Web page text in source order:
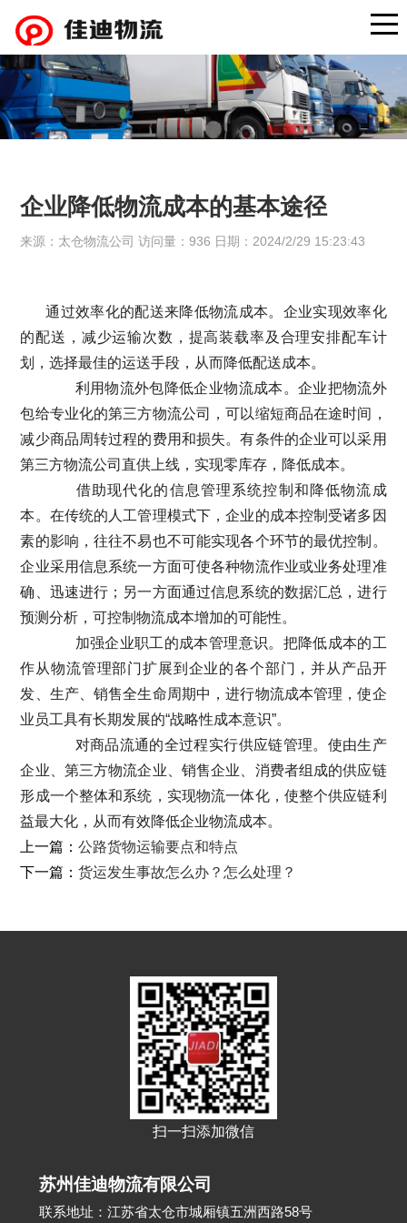
企业降低物流成本的基本途径
来源：太仓物流公司 访问量：936 日期：2024/2/29 15:23:43
通过效率化的配送来降低物流成本。企业实现效率化
的配送，减少运输次数，提高装载率及合理安排配车计
划，选择最佳的运送手段，从而降低配送成本。
利用物流外包降低企业物流成本。企业把物流外
包给专业化的第三方物流公司，可以缩短商品在途时间，
减少商品周转过程的费用和损失。有条件的企业可以采用
第三方物流公司直供上线，实现零库存，降低成本。
借助现代化的信息管理系统控制和降低物流成
本。在传统的人工管理模式下，企业的成本控制受诸多因
素的影响，往往不易也不可能实现各个环节的最优控制。
企业采用信息系统一方面可使各种物流作业或业务处理准
确、迅速进行；另一方面通过信息系统的数据汇总，进行
预测分析，可控制物流成本增加的可能性。
加强企业职工的成本管理意识。把降低成本的工
作从物流管理部门扩展到企业的各个部门，并从产品开
发、生产、销售全生命周期中，进行物流成本管理，使企
业员工具有长期发展的“战略性成本意识”。
对商品流通的全过程实行供应链管理。使由生产
企业、第三方物流企业、销售企业、消费者组成的供应链
形成一个整体和系统，实现物流一体化，使整个供应链利
益最大化，从而有效降低企业物流成本。
上一篇：公路货物运输要点和特点
下一篇：货运发生事故怎么办？怎么处理？
扫一扫添加微信
苏州佳迪物流有限公司
联系地址：江苏省太仓市城厢镇五洲西路58号